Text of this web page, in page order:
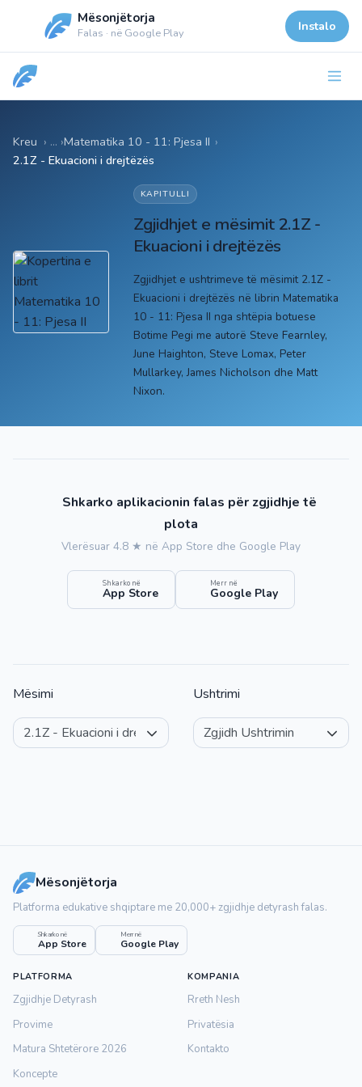
Mësonjëtorja
Falas · në Google Play Instalo
Kreu Matematika 10 - 11: Pjesa II ›
2.1Z - Ekuacioni i drejtëzës
KAPITULLI
Zgjidhjet e mësimit 2.1Z -
Ekuacioni i drejtëzës
Zgjidhjet e ushtrimeve të mësimit 2.1Z -
Ekuacioni i drejtëzës në librin Matematika
10 - 11: Pjesa II nga shtëpia botuese
Botime Pegi me autorë Steve Fearnley,
June Haighton, Steve Lomax, Peter
Mullarkey, James Nicholson dhe Matt
Nixon.
Shkarko aplikacionin falas për zgjidhje të
plota
Vlerësuar 4.8 ★ në App Store dhe Google Play
Shkarko në
App Store
Merr në
Google Play
Mësimi Ushtrimi
Mësonjëtorja
Platforma edukative shqiptare me 20,000+ zgjidhje detyrash falas.
Shkarko në
App Store
Merr në
Google Play
PLATFORMA
Zgjidhje Detyrash
Provime
Matura Shtetërore 2026
Koncepte
KOMPANIA
Rreth Nesh
Privatësia
Kontakto